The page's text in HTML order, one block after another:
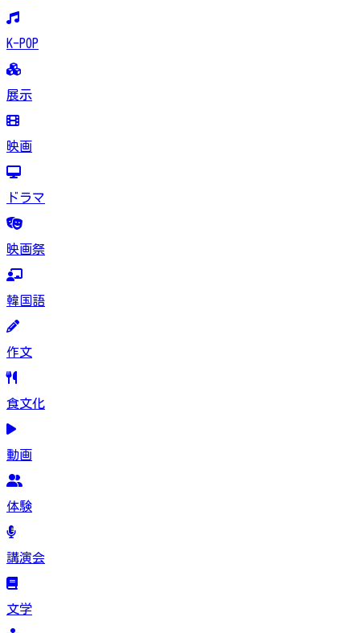
K-POP
展示
映画
ドラマ
映画祭
韓国語
作文
食文化
動画
体験
講演会
文学